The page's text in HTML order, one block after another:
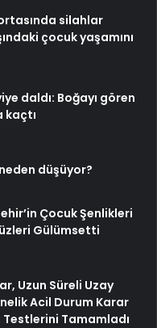
silahlar
çocuk yaşamını
daldı: Boğayı gören
kaçtı
düşüyor?
Çocuk Şenlikleri
Gülümsetti
Uzun Süreli Uzay
Acil Durum Karar
Testlerini Tamamladı